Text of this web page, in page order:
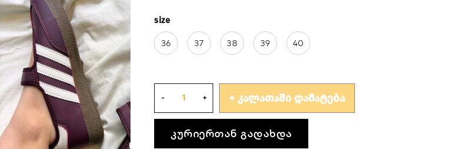
size
36 37 38 39 40
ᲙᲐᲚᲐᲗᲐᲨᲘ ᲓᲐᲛᲐᲢᲔᲑᲐ
კურიერთან გადახდა